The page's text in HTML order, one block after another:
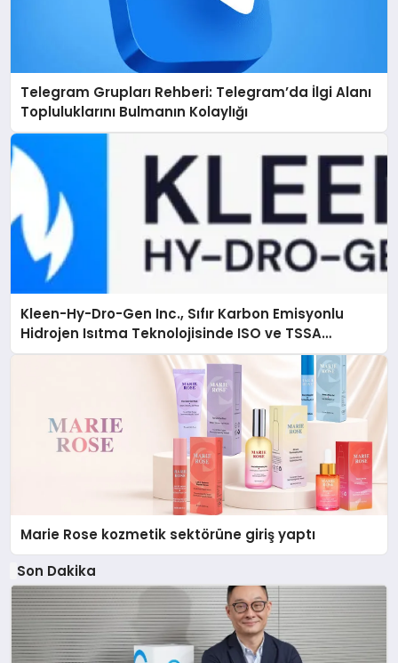
Telegram Grupları Rehberi: Telegram’da İlgi Alanı
Topluluklarını Bulmanın Kolaylığı
Kleen-Hy-Dro-Gen Inc., Sıfır Karbon Emisyonlu
Hidrojen Isıtma Teknolojisinde ISO ve TSSA
Düzenleyici Onaylarını Aldı
Marie Rose kozmetik sektörüne giriş yaptı
Son Dakika